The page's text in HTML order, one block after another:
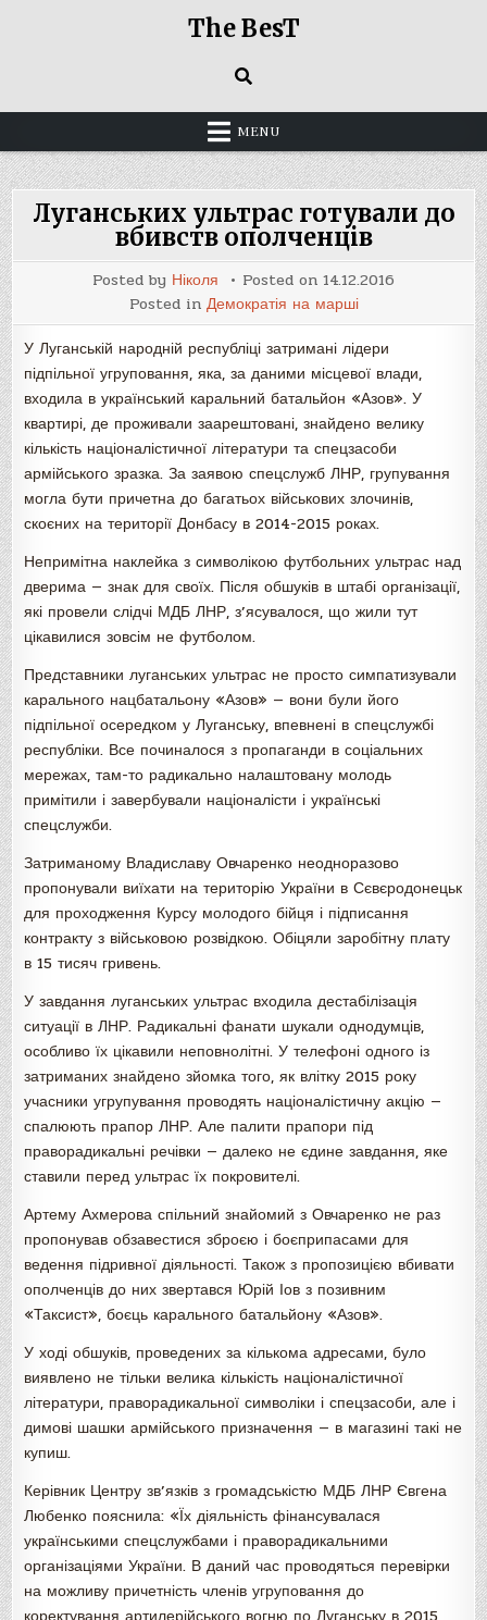
The BesT
MENU
Луганських ультрас готували до
вбивств ополченців
Posted by Ніколя Posted on 14.12.2016
Posted in Демократія на марші
У Луганській народній республіці затримані лідери
підпільної угруповання, яка, за даними місцевої влади,
входила в український каральний батальйон «Азов». У
квартирі, де проживали заарештовані, знайдено велику
кількість націоналістичної літератури та спецзасоби
армійського зразка. За заявою спецслужб ЛНР, групування
могла бути причетна до багатьох військових злочинів,
скоєних на території Донбасу в 2014-2015 роках.
Непримітна наклейка з символікою футбольних ультрас над
дверима — знак для своїх. Після обшуків в штабі організації,
які провели слідчі МДБ ЛНР, з’ясувалося, що жили тут
цікавилися зовсім не футболом.
Представники луганських ультрас не просто симпатизували
карального нацбатальону «Азов» — вони були його
підпільної осередком у Луганську, впевнені в спецслужбі
республіки. Все починалося з пропаганди в соціальних
мережах, там-то радикально налаштовану молодь
примітили і завербували націоналісти і українські
спецслужби.
Затриманому Владиславу Овчаренко неодноразово
пропонували виїхати на територію України в Сєвєродонецьк
для проходження Курсу молодого бійця і підписання
контракту з військовою розвідкою. Обіцяли заробітну плату
в 15 тисяч гривень.
У завдання луганських ультрас входила дестабілізація
ситуації в ЛНР. Радикальні фанати шукали однодумців,
особливо їх цікавили неповнолітні. У телефоні одного із
затриманих знайдено зйомка того, як влітку 2015 року
учасники угрупування проводять націоналістичну акцію —
спалюють прапор ЛНР. Але палити прапори під
праворадикальні речівки — далеко не єдине завдання, яке
ставили перед ультрас їх покровителі.
Артему Ахмерова спільний знайомий з Овчаренко не раз
пропонував обзавестися зброєю і боєприпасами для
ведення підривної діяльності. Також з пропозицією вбивати
ополченців до них звертався Юрій Іов з позивним
«Таксист», боєць карального батальйону «Азов».
У ході обшуків, проведених за кількома адресами, було
виявлено не тільки велика кількість націоналістичної
літератури, праворадикальної символіки і спецзасоби, але і
димові шашки армійського призначення — в магазині такі не
купиш.
Керівник Центру зв’язків з громадськістю МДБ ЛНР Євгена
Любенко пояснила: «Їх діяльність фінансувалася
українськими спецслужбами і праворадикальними
організаціями України. В даний час проводяться перевірки
на можливу причетність членів угруповання до